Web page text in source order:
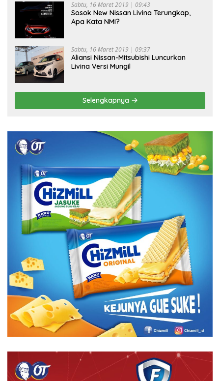
Sabtu, 16 Maret 2019 | 09:43
Sosok New Nissan Livina Terungkap,
Apa Kata NMI?
Sabtu, 16 Maret 2019 | 09:37
Aliansi Nissan-Mitsubishi Luncurkan
Livina Versi Mungil
Selengkapnya